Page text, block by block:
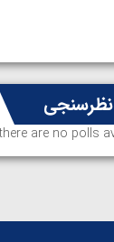
نظرسنجی
are no polls